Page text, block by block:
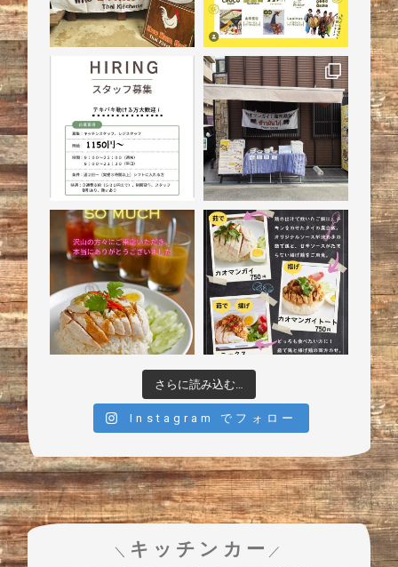
さらに読み込む…
Instagram でフォロー
＼ キッチンカー ／